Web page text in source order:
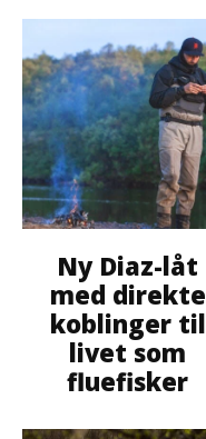
Ny Diaz-låt
med direkte
koblinger til
livet som
fluefisker